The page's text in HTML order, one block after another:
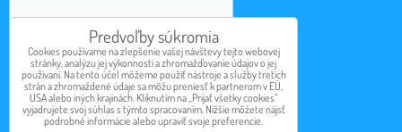
Obsah:*
Predvoľby súkromia
Cookies používame na zlepšenie vašej návštevy tejto webovej
stránky, analýzu jej výkonnosti a zhromažďovanie údajov o jej
používaní. Na tento účel môžeme použiť nástroje a služby tretích
strán a zhromaždené údaje sa môžu preniesť k partnerom v EÚ,
USA alebo iných krajinách. Kliknutím na „Prijať všetky cookies“
vyjadrujete svoj súhlas s týmto spracovaním. Nižšie môžete nájsť
podrobné informácie alebo upraviť svoje preferencie.